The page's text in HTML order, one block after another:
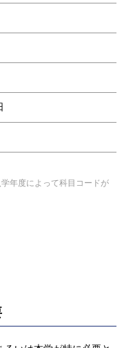
年度によって科目コードが